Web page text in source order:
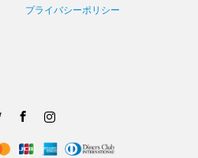
プライバシーポリシー